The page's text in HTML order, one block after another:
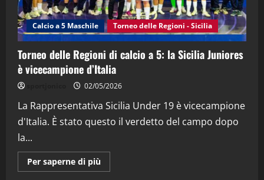
4
“SportEmpire” in Podcast: 27^ Puntata
(Martedi 14 Aprile 2026)
15/04/2026
"SportEmpire" in Podcast
“SportEmpire” in Podcast: 26^ Puntata
08/04/2026
Calcio a 5 Maschile Torneo delle Regioni - Sicilia
Torneo delle Regioni di calcio a 5: la Sicilia Juniores
è vicecampione d’Italia
02/05/2026
La Rappresentativa Sicilia Under 19 è vicecampione
d'Italia. È stato questo il verdetto del campo dopo
la...
Per saperne di più
informazioni